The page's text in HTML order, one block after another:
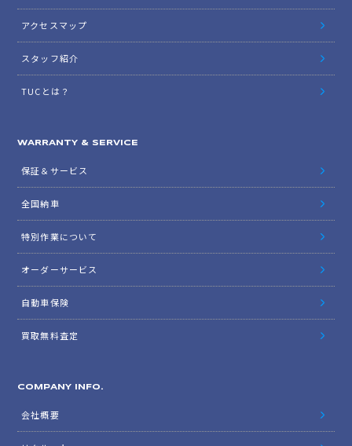
アクセスマップ
スタッフ紹介
TUCとは？
WARRANTY & SERVICE
保証＆サービス
全国納車
特別作業について
オーダーサービス
自動車保険
買取無料査定
COMPANY INFO.
会社概要